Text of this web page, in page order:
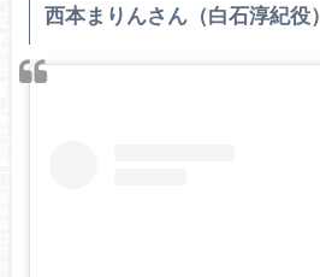
西本まりんさん（白石淳紀役）